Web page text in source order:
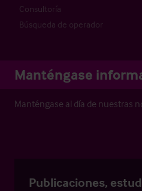
Consultoría
Búsqueda de operador
Manténgase
Manténgase al día de nuestras
Publicaciones,